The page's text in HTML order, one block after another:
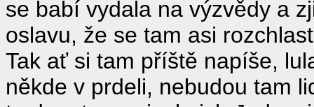
se babí vydala na výzvědy a
oslavu, že se tam asi
Tak ať si tam příště napíše,
někde v prdeli, nebudou tam